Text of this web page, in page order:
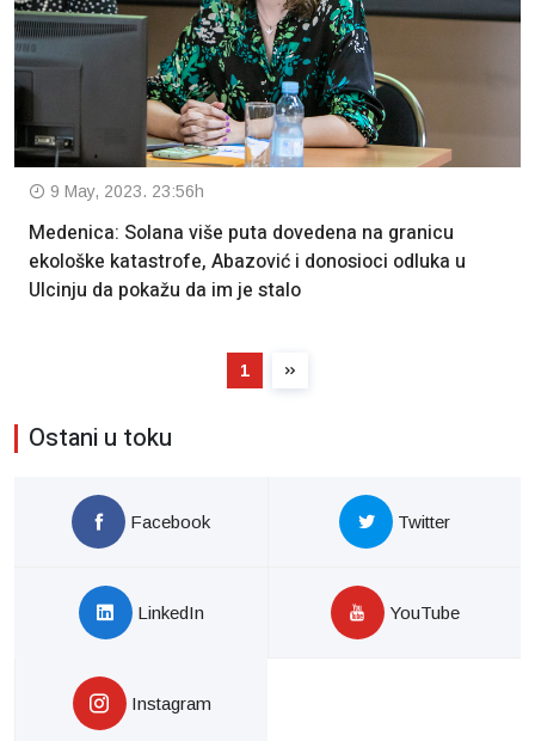
9 May, 2023. 23:56h
Medenica: Solana više puta dovedena na granicu
ekološke katastrofe, Abazović i donosioci odluka u
Ulcinju da pokažu da im je stalo
1
Ostani u toku
Facebook Twitter
LinkedIn YouTube
Instagram